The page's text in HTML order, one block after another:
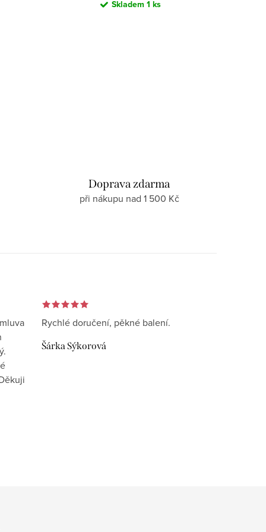
Skladem 1 ks
Doprava zdarma
při nákupu nad 1 500 Kč
Rychlé doručení, pěkné balení.
Šárka Sýkorová